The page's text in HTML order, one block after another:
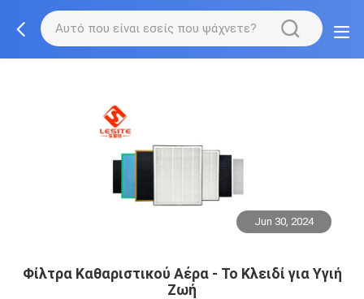
Jun 30, 2024
Φίλτρα Καθαριστικού Αέρα - Το Κλειδί για Υγιή
Ζωή